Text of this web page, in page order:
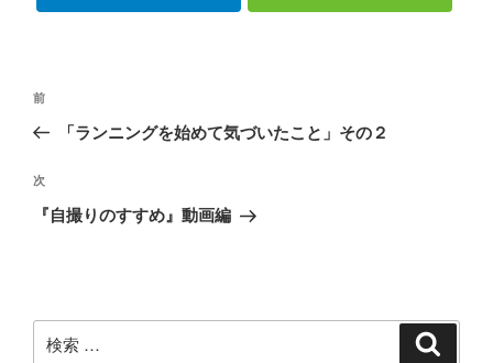
投
ビ
ゲ
ン
過
去
投
稿
前
「ランニングを始めて気づいたこと」その２
次
の
次
『自撮りのすすめ』動画編
検
索: